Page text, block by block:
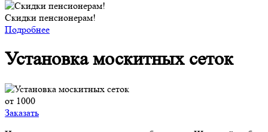
Скидки пенсионерам!
Подробнее
Установка москитных сеток
от 1000
Заказать